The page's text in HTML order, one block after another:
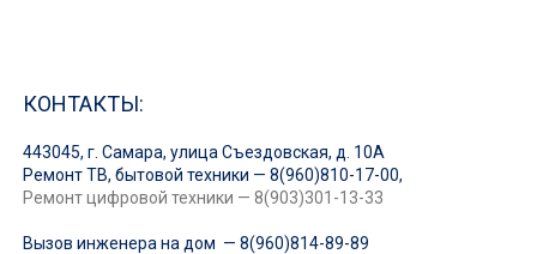
КОНТАКТЫ:
443045, г. Самара, улица Съездовская, д. 10А
Ремонт ТВ, бытовой техники — 8(960)810-17-00,
Ремонт цифровой техники — 8(903)301-13-33
Вызов инженера на дом — 8(960)814-89-89